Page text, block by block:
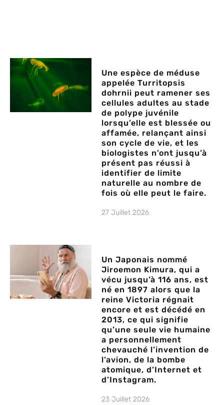
Une espèce de méduse
appelée Turritopsis
dohrnii peut ramener ses
cellules adultes au stade
de polype juvénile
lorsqu’elle est blessée ou
affamée, relançant ainsi
son cycle de vie, et les
biologistes n’ont jusqu’à
présent pas réussi à
identifier de limite
naturelle au nombre de
fois où elle peut le faire.
27 Juillet 2026
Un Japonais nommé
Jiroemon Kimura, qui a
vécu jusqu’à 116 ans, est
né en 1897 alors que la
reine Victoria régnait
encore et est décédé en
2013, ce qui signifie
qu’une seule vie humaine
a personnellement
chevauché l’invention de
l’avion, de la bombe
atomique, d’Internet et
d’Instagram.
23 Juillet 2026